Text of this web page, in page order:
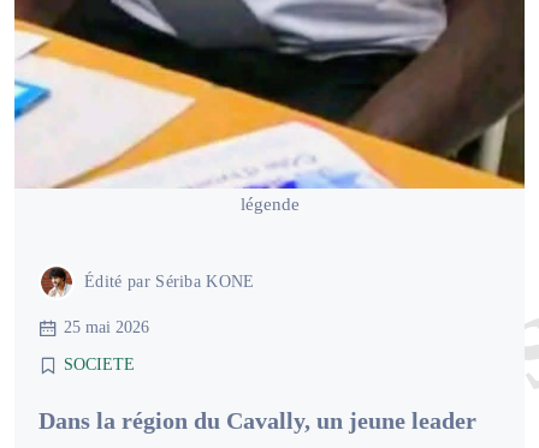
légende
Édité par Sériba KONE
25 mai 2026
SOCIETE
Dans la région du Cavally, un jeune leader